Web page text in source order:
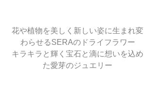
花や植物を美しく新しい姿に生まれ変
わらせるSERAのドライフラワー
キラキラと輝く宝石と滴に想いを込め
た愛芽のジュエリー